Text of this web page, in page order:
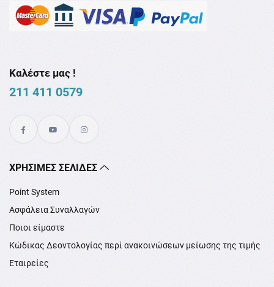
Καλέστε μας !
211 411 0579
XΡΉΣΙΜΕΣ ΣΕΛΊΔΕΣ
Point System
Ασφάλεια Συναλλαγών
Ποιοι είμαστε
Κώδικας Δεοντολογίας περί ανακοινώσεων μείωσης της τιμής
Εταιρείες